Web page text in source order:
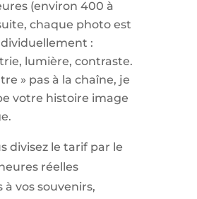
(environ 400 à
chaque photo est
:
lumière, contraste.
» pas à la chaîne, je
votre histoire image
divisez le tarif par le
réelles
à vos souvenirs,